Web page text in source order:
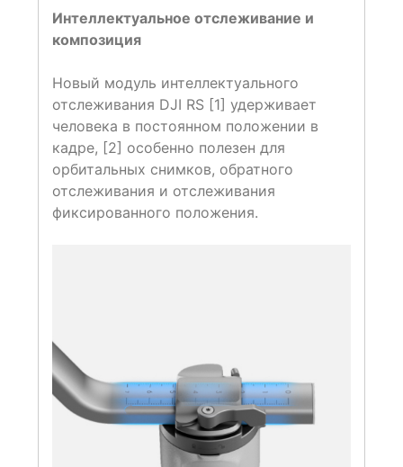
Интеллектуальное отслеживание и
композиция
Новый модуль интеллектуального
отслеживания DJI RS [1] удерживает
человека в постоянном положении в
кадре, [2] особенно полезен для
орбитальных снимков, обратного
отслеживания и отслеживания
фиксированного положения.